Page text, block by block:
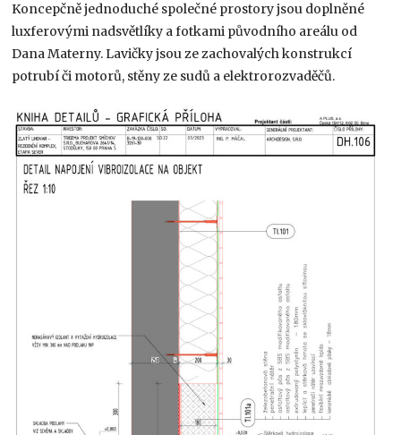
Koncepčně jednoduché společné prostory jsou doplněné
luxferovými nadsvětlíky a fotkami původního areálu od
Dana Materny. Lavičky jsou ze zachovalých konstrukcí
potrubí či motorů, stěny ze sudů a elektrorozvaděčů.